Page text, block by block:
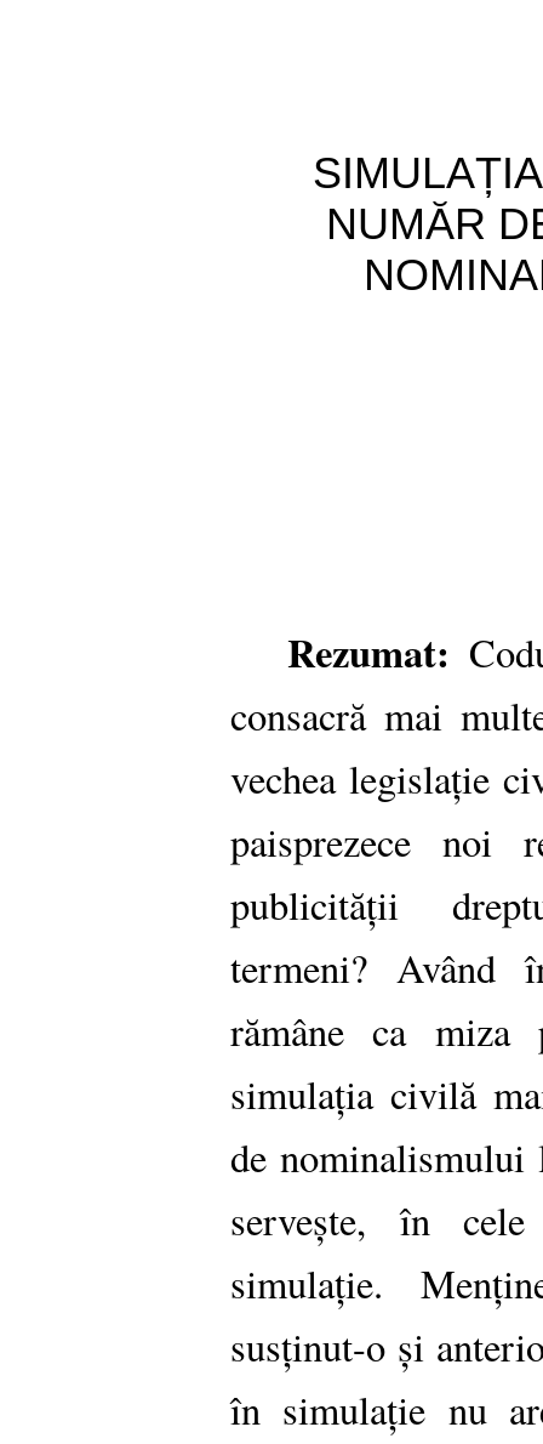
NUMĂR
Rezumat:
consacră mai
vechea legislație
paisprezece noi
publicității
termeni? Având
rămâne ca miza
simulația civilă
de nominalismului
servește, în
simulație.
susținut-o și
în simulație nu